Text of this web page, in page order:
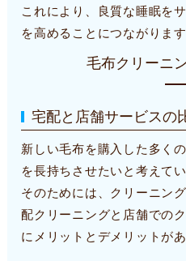
これにより、良質な睡眠を
を高めることにつながります
毛布クリーニ
宅配と店舗サービスの
新しい毛布を購入した多く
を長持ちさせたいと考えてい
そのためには、クリーニン
配クリーニングと店舗での
にメリットとデメリットがあ